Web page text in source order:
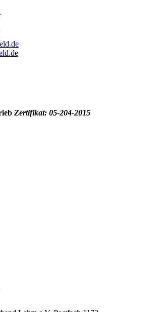
Zertifikat: 05-204-2015